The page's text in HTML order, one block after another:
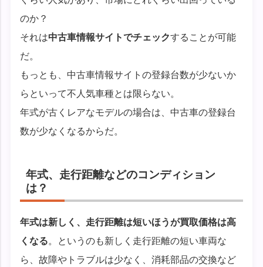
のか？
それは中古車情報サイトでチェックすることが可能
だ。
もっとも、中古車情報サイトの登録台数が少ないか
らといって不人気車種とは限らない。
年式が古くレアなモデルの場合は、中古車の登録台
数が少なくなるからだ。
年式、走行距離などのコンディション
は？
年式は新しく、走行距離は短いほうが買取価格は高
くなる。というのも新しく走行距離の短い車両な
ら、故障やトラブルは少なく、消耗部品の交換など